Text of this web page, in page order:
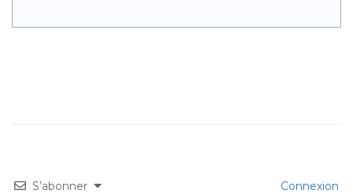
S’abonner Connexion